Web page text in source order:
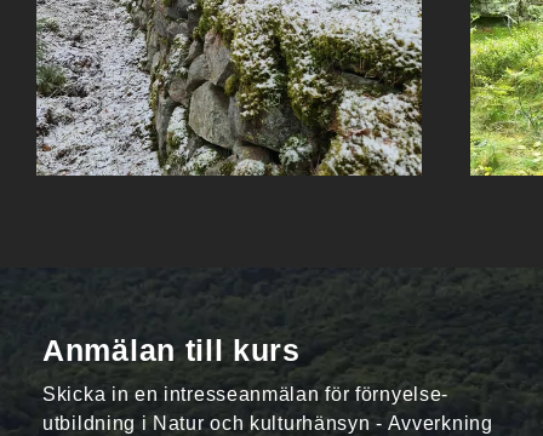
Anmälan till kurs
Skicka in en intresseanmälan för förnyelse­
utbildning i Natur och kulturhänsyn - Avverkning